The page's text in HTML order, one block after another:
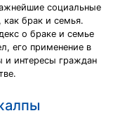
социальные
брак и семья.
о браке и семье
его применение в
и интересы граждан